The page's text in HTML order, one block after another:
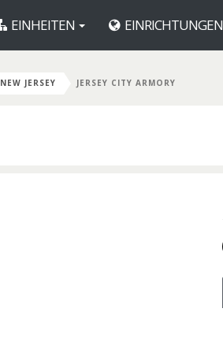
EINHEITEN EINRICHTUNGEN
NEW JERSEY JERSEY CITY ARMORY